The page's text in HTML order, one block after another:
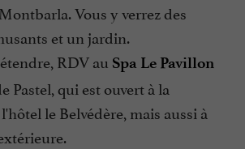
Vous y verrez des
et un jardin.
RDV au Spa Le Pavillon
Pastel, qui est ouvert à la
le Belvédère, mais aussi à